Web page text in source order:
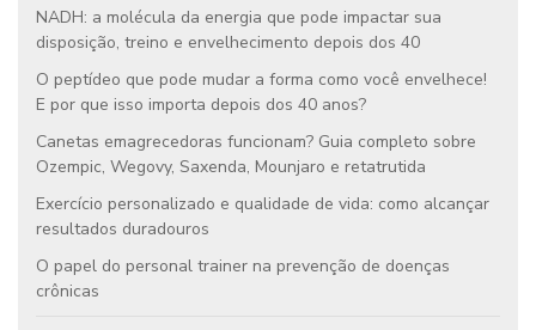
NADH: a molécula da energia que pode impactar sua
disposição, treino e envelhecimento depois dos 40
O peptídeo que pode mudar a forma como você envelhece!
E por que isso importa depois dos 40 anos?
Canetas emagrecedoras funcionam? Guia completo sobre
Ozempic, Wegovy, Saxenda, Mounjaro e retatrutida
Exercício personalizado e qualidade de vida: como alcançar
resultados duradouros
O papel do personal trainer na prevenção de doenças
crônicas